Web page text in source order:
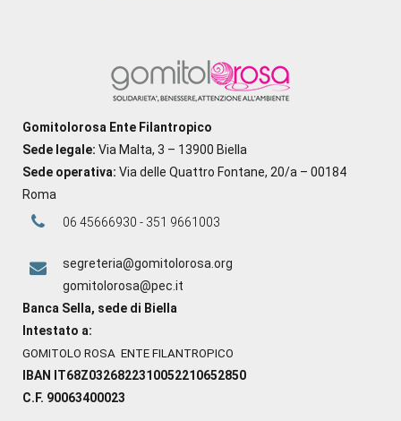
Gomitolorosa Ente Filantropico
Sede legale: Via Malta, 3 – 13900 Biella
Sede operativa: Via delle Quattro Fontane, 20/a – 00184
Roma
06 45666930 - 351 9661003
segreteria@gomitolorosa.org
gomitolorosa@pec.it
Banca Sella, sede di Biella
Intestato a:
GOMITOLO ROSA ENTE FILANTROPICO
IBAN IT68Z0326822310052210652850
C.F. 90063400023